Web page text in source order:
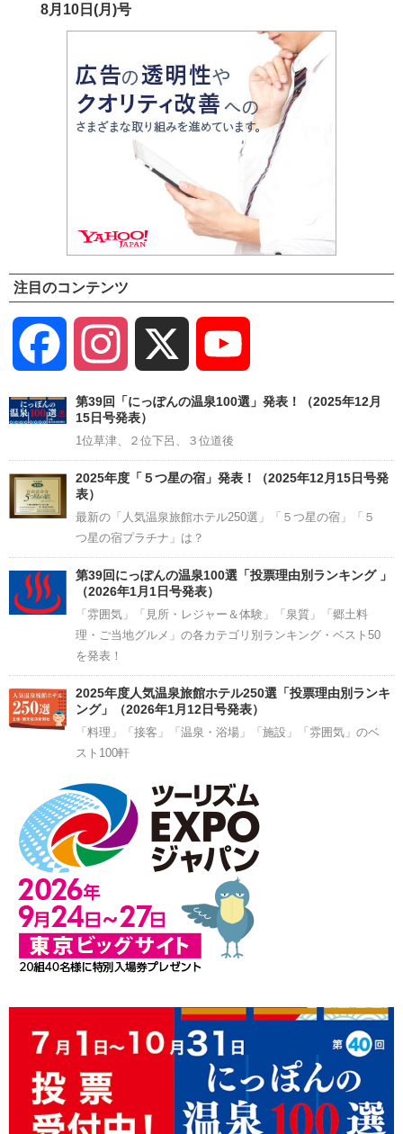
8月10日(月)号
注目のコンテンツ
Facebook Instagram
Channel
第39回「にっぽんの温泉100選」発表！（2025年12月
15日号発表）
1位草津、２位下呂、３位道後
2025年度「５つ星の宿」発表！（2025年12月15日号発
表）
最新の「人気温泉旅館ホテル250選」「５つ星の宿」「５
つ星の宿プラチナ」は？
第39回にっぽんの温泉100選「投票理由別ランキング 」
（2026年1月1日号発表）
「雰囲気」「見所・レジャー＆体験」「泉質」「郷土料
理・ご当地グルメ」の各カテゴリ別ランキング・ベスト50
を発表！
2025年度人気温泉旅館ホテル250選「投票理由別ランキ
ング」（2026年1月12日号発表）
「料理」「接客」「温泉・浴場」「施設」「雰囲気」のベ
スト100軒